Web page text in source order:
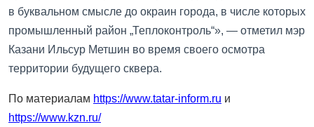
в буквальном смысле до окраин города, в числе которых
промышленный район „Теплоконтроль“», — отметил мэр
Казани Ильсур Метшин во время своего осмотра
территории будущего сквера.
По материалам https://www.tatar-inform.ru и
https://www.kzn.ru/